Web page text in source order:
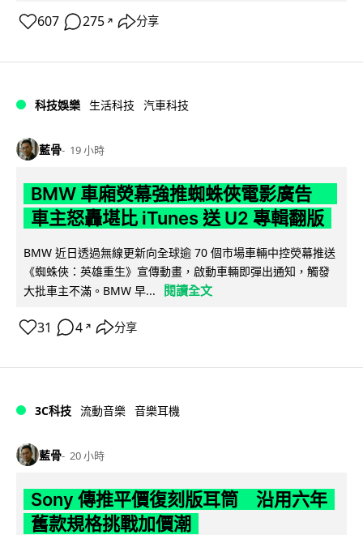
607 275 ↗ 分享
科技娛樂 生活科技 汽車科技
藍骨 19 小時
BMW 車廂熒幕強推蜘蛛俠電影廣告
車主怒轟堪比 iTunes 送 U2 專輯翻版
BMW 近日透過無線更新向全球逾 70 個市場車輛中控熒幕推送
《蜘蛛俠：英雄重生》宣傳動畫，啟動車輛即彈出通知，觸發
大批車主不滿。BMW 早...
閱讀全文
31 4 ↗ 分享
3C科技 流動音樂 音樂耳機
藍骨 20 小時
Sony 傳推平價復刻版耳筒 沿用六年
舊款規格挑戰加價潮